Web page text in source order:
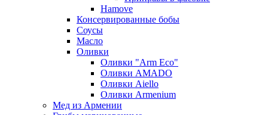
Hamove
Консервированные бобы
Соусы
Масло
Оливки
Оливки "Arm Eco"
Оливки AMADO
Оливки Aiello
Оливки Armenium
Мед из Армении